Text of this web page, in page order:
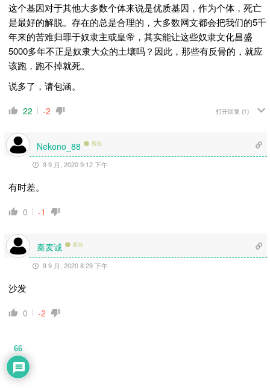
这个基因对于其他大多数个体来说是优质基因，作为个体，死亡
是最好的解脱。存在的总是合理的，大多数网文都会把我们的5千
年来的苦难归罪于奴隶主或皇帝，其实能让这些奴隶文化昌盛
5000多年不正是奴隶大众的土壤吗？因此，那些有反骨的，就应
该跑，跑不掉就死。
说多了，请包涵。
22 -2 打开回复 (1)
Nekono_88 离线
9 9 月, 2020 9:12 下午
有时差。
0 -1
秦麦诚 离线
9 9 月, 2020 8:29 下午
沙发
0 -2
66